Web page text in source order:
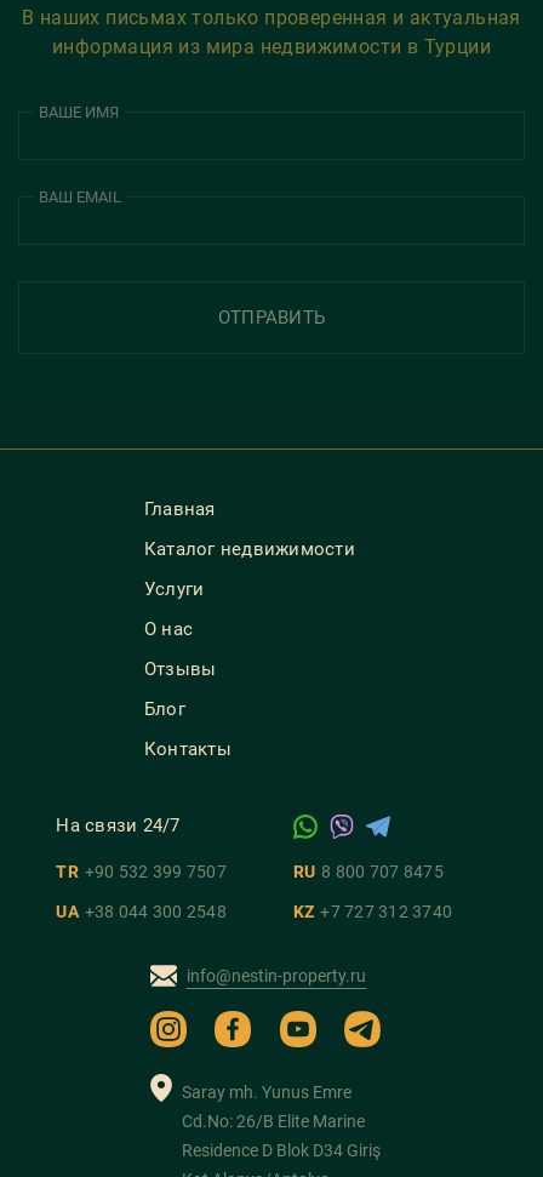
В наших письмах только проверенная и актуальная
информация из мира недвижимости в Турции
ВАШЕ ИМЯ
ВАШ EMAIL
ОТПРАВИТЬ
Главная
Каталог недвижимости
Услуги
О нас
Отзывы
Блог
Контакты
На связи 24/7
TR +90 532 399 7507 RU 8 800 707 8475
UA +38 044 300 2548 KZ +7 727 312 3740
info@nestin-property.ru
Saray mh. Yunus Emre
Cd.No: 26/B Elite Marine
Residence D Blok D34 Giriş